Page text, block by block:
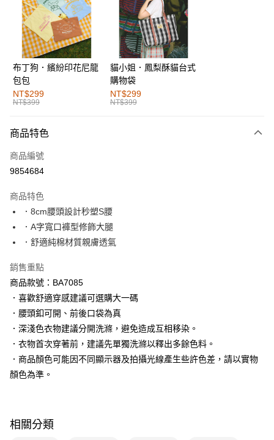
LINE Pay
街口支付
運送方式
全家取貨付款
每筆NT$60，滿NT$1,000(含以上)免運費
付款後全家取貨
萊爾富取貨付款
付款後萊爾富取貨
每筆NT$60，滿NT$1,000(含以上)免運費
7-11取貨付款
每筆NT$60，滿NT$1,000(含以上)免運費
付款後7-11取貨
每筆NT$60，滿NT$1,000(含以上)免運費
宅配
每筆NT$120，滿NT$1,000(含以上)免運費
付款後門市自取
每筆NT$60，滿NT$1,000(含以上)免運費
海外配送-其他亞洲地區
布丁狗．繽紛印花尼龍
包包
NT$299
NT$399
貓小姐．鳳梨酥貓台式
購物袋
NT$299
NT$399
商品特色
商品編號
9854684
商品特色
．8cm腰頭設計秒塑S腰
．A字寬口褲型修飾大腿
．舒適純棉材質親膚透氣
銷售重點
商品款號：BA7085
．喜歡舒適穿感建議可選購大一碼
．腰頭釦可開、前後口袋為真
．深淺色衣物建議分開洗滌，避免造成互相移染。
．衣物首次穿著前，建議先單獨洗滌以釋出多餘色料。
．商品顏色可能因不同顯示器及拍攝光線產生些許色差，請以實物
顏色為準。
相關分類